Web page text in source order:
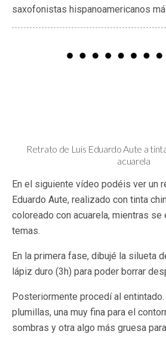
saxofonistas hispanoamericanos
Retrato de Luis Eduardo Aute a
acuarela
En el siguiente vídeo podéis ver un
Eduardo Aute, realizado con tinta
coloreado con acuarela, mientras se
temas.
En la primera fase, dibujé la silueta
lápiz duro (3h) para poder borrar
Posteriormente procedí al
plumillas, una muy fina para el
sombras y otra algo más gruesa